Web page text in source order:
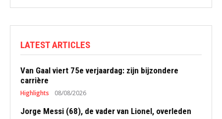
LATEST ARTICLES
Van Gaal viert 75e verjaardag: zijn bijzondere
carrière
Highlights 08/08/2026
Jorge Messi (68), de vader van Lionel, overleden